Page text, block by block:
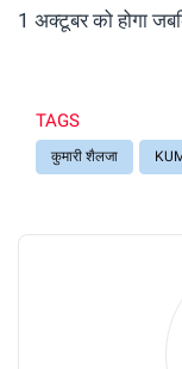
1 अक्टूबर को होगा
TAGS
कुमारी शैलजा